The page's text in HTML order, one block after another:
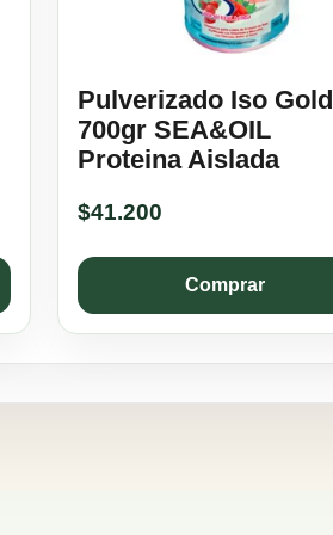
Pulverizado Iso Gold
700gr SEA&OIL
Proteina Aislada
$41.200
Comprar